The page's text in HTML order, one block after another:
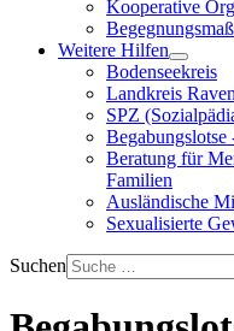
Kooperative
Weitere Hilfen
Bodenseekreis
Landkreis
SPZ
Beratung für
Familien
Ausländische
Sexualisierte
Suchen